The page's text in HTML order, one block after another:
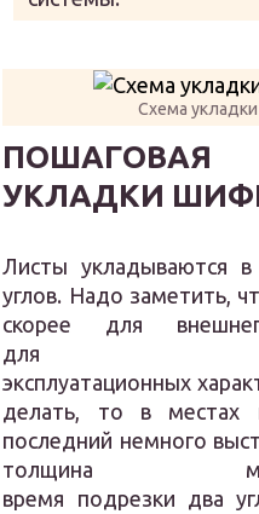
Схема
УКЛАДКИ
Листы укладываются
углов. Надо заметить,
скорее для
для
эксплуатационных
делать, то в местах
последний немного
толщина
время подрезки два